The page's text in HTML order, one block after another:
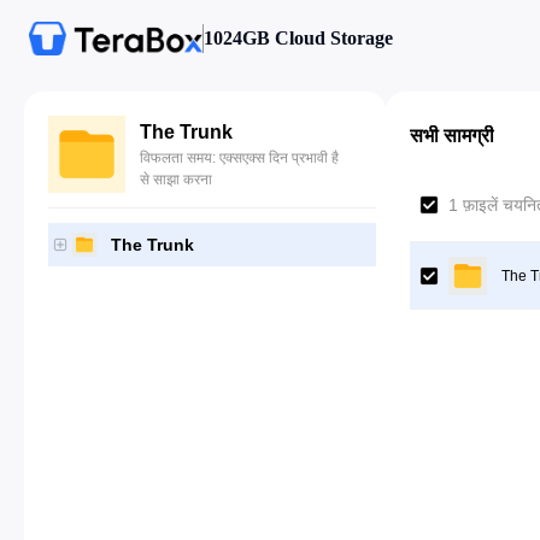
1024GB Cloud Storage
The Trunk
विफलता समय: एक्सएक्स दिन प्रभावी है
से साझा करना
The Trunk
सभी सामग्री
1 फ़ाइलें
The